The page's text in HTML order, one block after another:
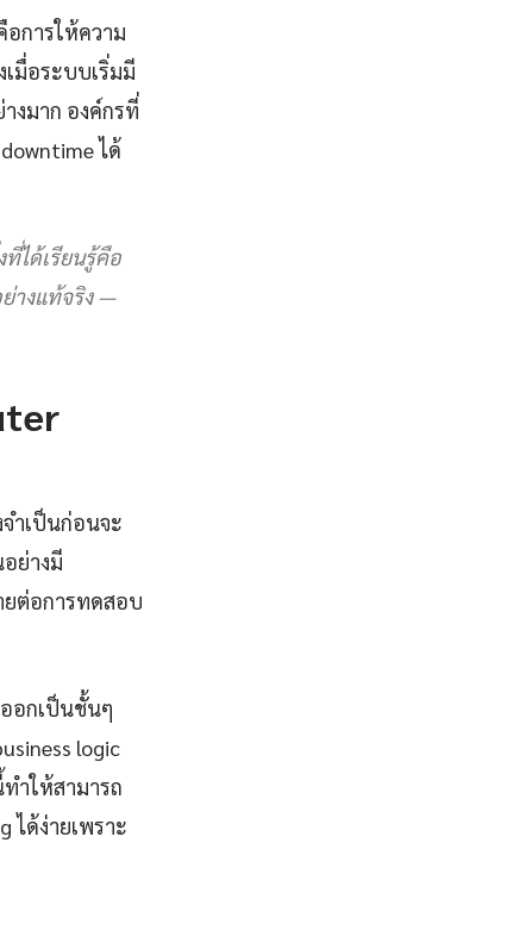
อการให้ความ
มื่อระบบเริ่มมี
งมาก องค์กรที่
ได้
ที่ได้เรียนรู้คือ
างแท้จริง —
จำเป็นก่อนจะ
ย่างมี
ต่อการทดสอบ
อกเป็นชั้นๆ
logic
ำให้สามารถ
ได้ง่ายเพราะ